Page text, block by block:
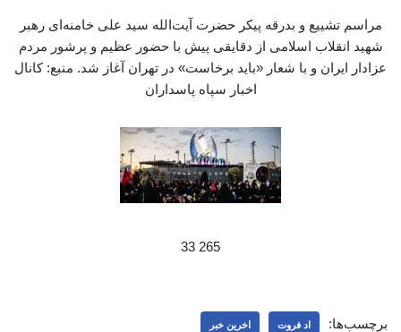
مراسم تشییع و بدرقه پیکر حضرت آیت‌الله سید علی خامنه‌ای رهبر
شهید انقلاب اسلامی از دقایقی پیش با حضور عظیم و پرشور مردم
عزادار ایران و با شعار «باید برخاست» در تهران آغاز شد. منبع: کانال
اخبار سپاه پاسداران
265 33
برچسب‌ها: اد فروت اخرین خبر